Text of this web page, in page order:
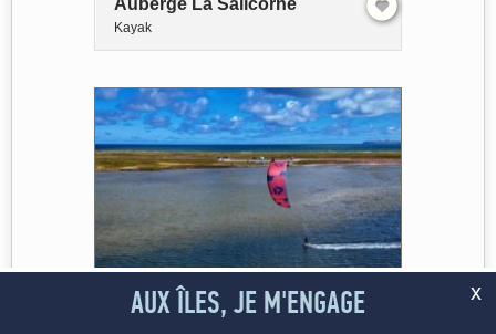
Auberge La Salicorne
Kayak
x
AUX ÎLES, JE M'ENGAGE